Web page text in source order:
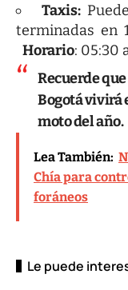
Taxis:
terminadas
Horario: 05:30
Recuerde
Bogotá vivirá
moto del año.
Lea También:
Chía para
foráneos
Le puede